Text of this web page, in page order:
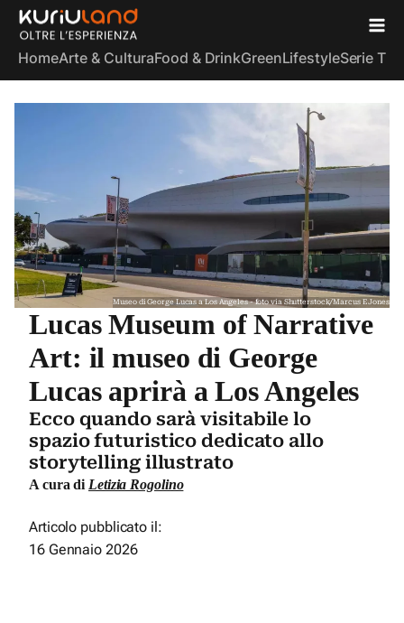
HomeArte & CulturaFood & DrinkGreenLifestyleSerie TV
Museo di George Lucas a Los Angeles - foto via Shutterstock/Marcus E Jones
Lucas Museum of Narrative
Art: il museo di George
Lucas aprirà a Los Angeles
Ecco quando sarà visitabile lo
spazio futuristico dedicato allo
storytelling illustrato
A cura diLetizia Rogolino
Articolo pubblicato il:
16 Gennaio 2026